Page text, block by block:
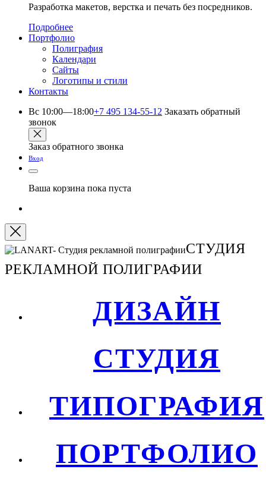
Разработка макетов, верстка и печать без посредников.
Подробнее
Портфолио
Полиграфия
Календари
Сайты
Логотипы и стили
Контакты
Вс 10:00—18:00+7 495 134-55-12 Заказать обратный
звонок
Заказ обратного звонка
Вход
Ваша корзина пока пуста
СТУДИЯ
РЕКЛАМНОЙ ПОЛИГРАФИИ
ДИЗАЙН
СТУДИЯ
ТИПОГРАФИЯ
ПОРТФОЛИО